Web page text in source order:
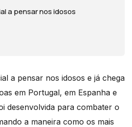
a pensar nos idosos
a pensar nos idosos e já chega
em Portugal, em Espanha e
desenvolvida para combater o
a maneira como os mais